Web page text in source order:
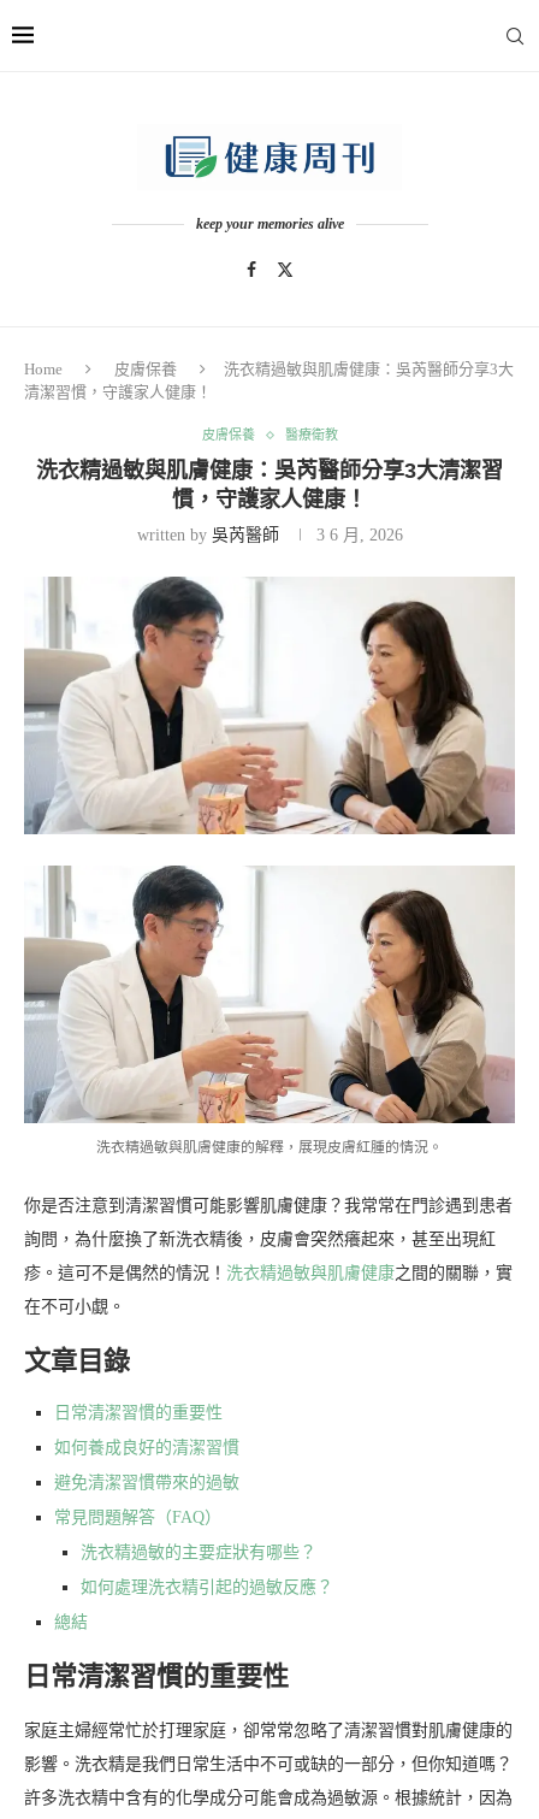
keep your memories alive
Home 皮膚保養
洗衣精過敏與肌膚健康：吳芮醫師分享3大
清潔習慣，守護家人健康！
皮膚保養 醫療衛教
洗衣精過敏與肌膚健康：吳芮醫師分享3大清潔習
慣，守護家人健康！
written by 吳芮醫師 3 6 月, 2026
洗衣精過敏與肌膚健康的解釋，展現皮膚紅腫的情況。
你是否注意到清潔習慣可能影響肌膚健康？我常常在門診遇到患者
詢問，為什麼換了新洗衣精後，皮膚會突然癢起來，甚至出現紅
疹。這可不是偶然的情況！ 洗衣精過敏與肌膚健康之間的關聯，實
在不可小覷。
文章目錄
日常清潔習慣的重要性
如何養成良好的清潔習慣
避免清潔習慣帶來的過敏
常見問題解答（FAQ）
洗衣精過敏的主要症狀有哪些？
如何處理洗衣精引起的過敏反應？
總結
日常清潔習慣的重要性
家庭主婦經常忙於打理家庭，卻常常忽略了清潔習慣對肌膚健康的
影響。洗衣精是我們日常生活中不可或缺的一部分，但你知道嗎？
許多洗衣精中含有的化學成分可能會成為過敏源。根據統計，因為